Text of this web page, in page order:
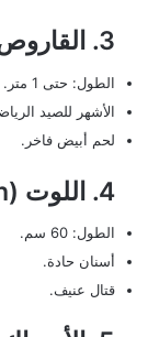
3. القاروص (Sea Bass)
الطول: حتى 1 متر.
الأشهر للصيد
لحم أبيض فاخر.
4. اللوت (Bluefish)
الطول: 60 سم.
أسنان حادة.
قتال عنيف.